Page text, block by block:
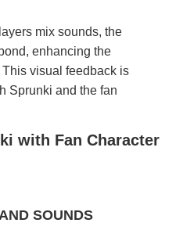
mix sounds, the
enhancing the
visual feedback is
Sprunki and the fan
with Fan Character
SOUNDS